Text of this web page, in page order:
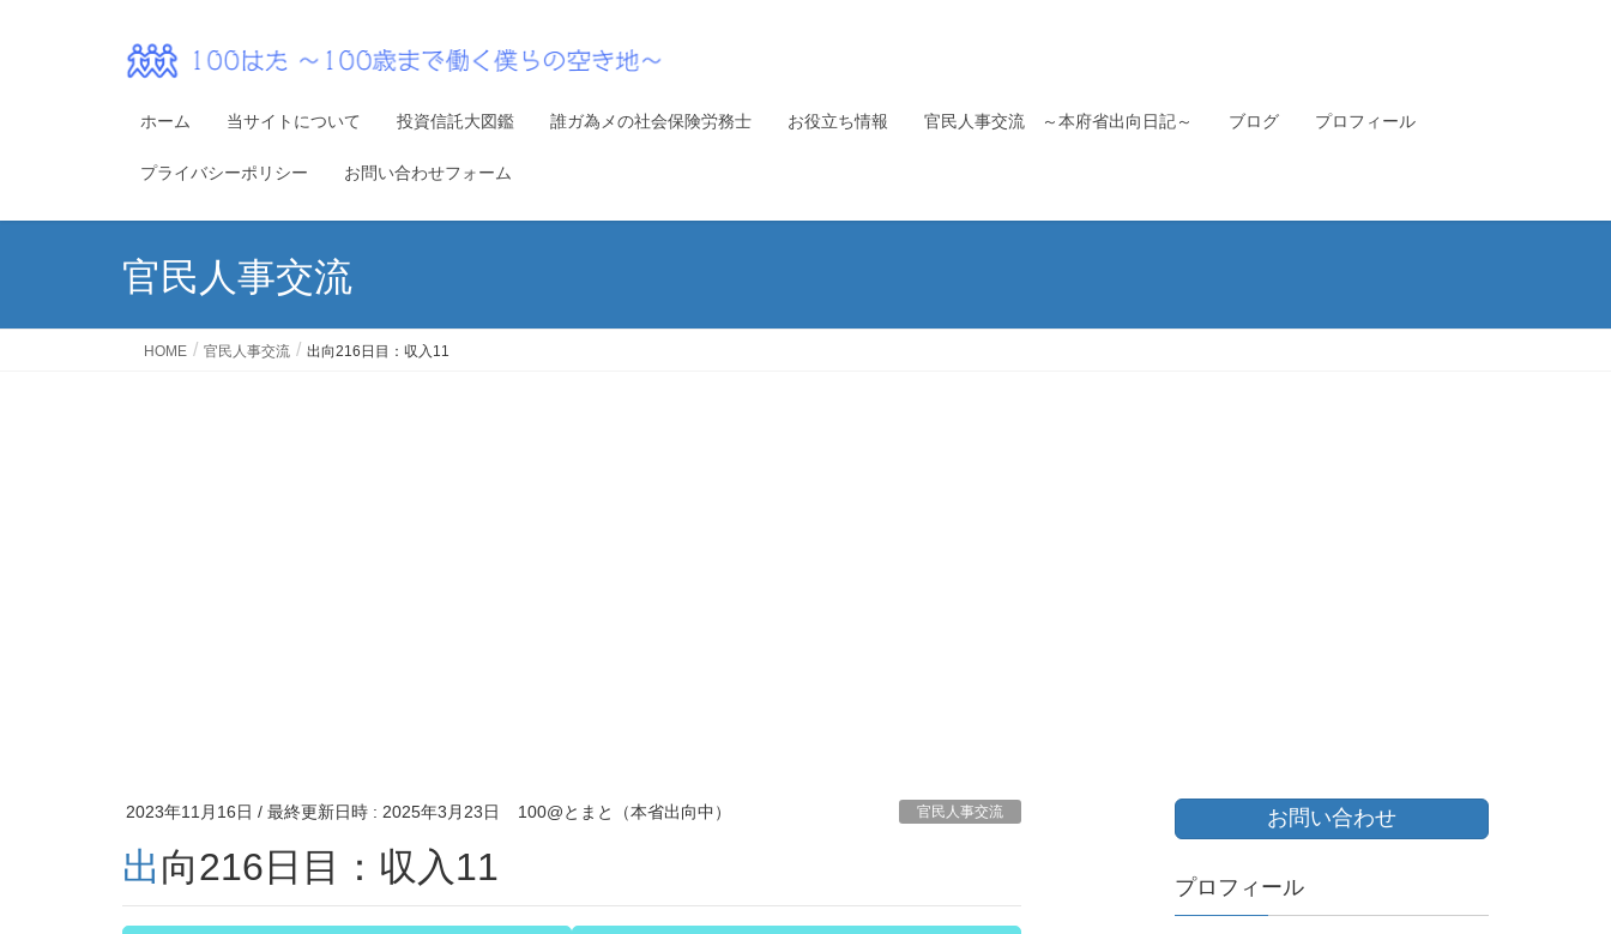
ホーム 当サイトについて 投資信託大図鑑 誰ガ為メの社会保険労務士 お役立ち情報 官民人事交流 ～本府省出向日記～ ブログ プロフィール
プライバシーポリシー お問い合わせフォーム
官民人事交流
HOME 官民人事交流 出向216日目：収入11
2023年11月16日 / 最終更新日時 : 2025年3月23日 100@とまと（本省出向中） 官民人事交流
出向216日目：収入11
お問い合わせ
プロフィール